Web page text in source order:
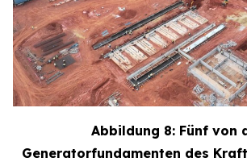
Abbildung 8: Fünf von
Generatorfundamenten des